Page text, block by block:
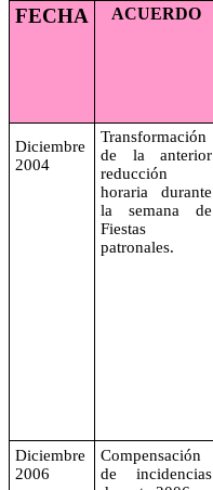
FECHA ACUERDO
Diciembre
2004
Transformación
de la anterior
reducción
horaria durante
la semana de
Fiestas
patronales.
Diciembre
2006
Compensación
de incidencias